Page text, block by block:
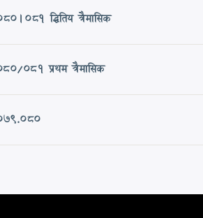
द्धितिय त्रैमासिक
०८१ प्रथम त्रैमासिक